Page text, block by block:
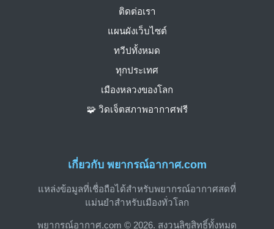
เกี่ยวกับ พยากรณ์อากาศ.com
แหล่งข้อมูลที่เชื่อถือได้สำหรับพยากรณ์อากาศสดที่
แม่นยำสำหรับเมืองทั่วโลก
พยากรณ์อากาศ.com © 2026. สงวนลิขสิทธิ์ทั้งหมด
ติดต่อเรา
แผนผังเว็บไซต์
ทวีปทั้งหมด
ทุกประเทศ
เมืองหลวงของโลก
🧩 วิดเจ็ตสภาพอากาศฟรี